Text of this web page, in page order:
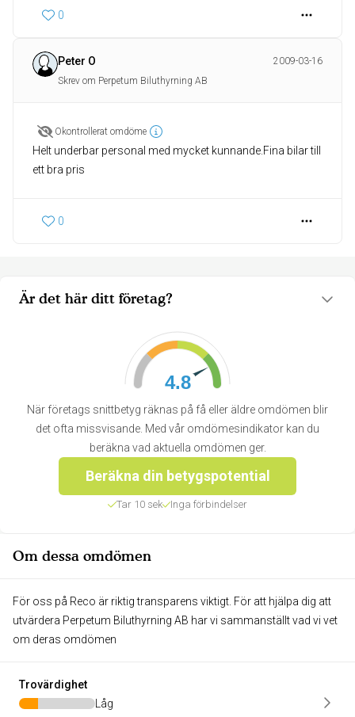
Är det här ditt företag?
4.8
När företags snittbetyg räknas på få eller äldre omdömen blir
det ofta missvisande. Med vår omdömesindikator kan du
beräkna vad aktuella omdömen ger.
Beräkna din betygspotential
Tar 10 sek Inga förbindelser
Om dessa omdömen
För oss på Reco är riktig transparens viktigt. För att hjälpa dig att
utvärdera Perpetum Biluthyrning AB har vi sammanställt vad vi vet
om deras omdömen
Trovärdighet
Låg
0
Peter O
2009-03-16
Skrev om Perpetum Biluthyrning AB
Okontrollerat omdöme
Helt underbar personal med mycket kunnande.Fina bilar till
ett bra pris
0